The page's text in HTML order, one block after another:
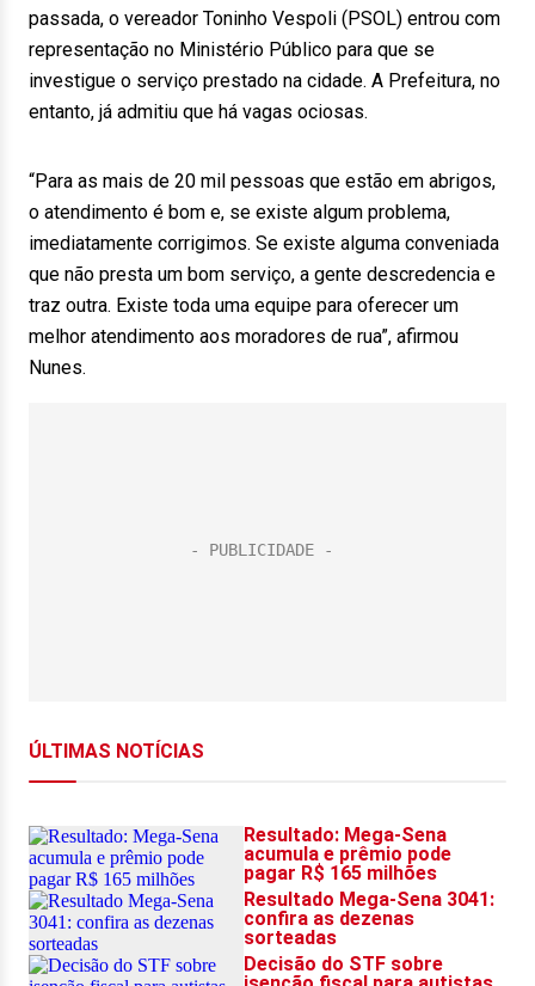
passada, o vereador Toninho Vespoli (PSOL) entrou com
representação no Ministério Público para que se
investigue o serviço prestado na cidade. A Prefeitura, no
entanto, já admitiu que há vagas ociosas.
“Para as mais de 20 mil pessoas que estão em abrigos,
o atendimento é bom e, se existe algum problema,
imediatamente corrigimos. Se existe alguma conveniada
que não presta um bom serviço, a gente descredencia e
traz outra. Existe toda uma equipe para oferecer um
melhor atendimento aos moradores de rua”, afirmou
Nunes.